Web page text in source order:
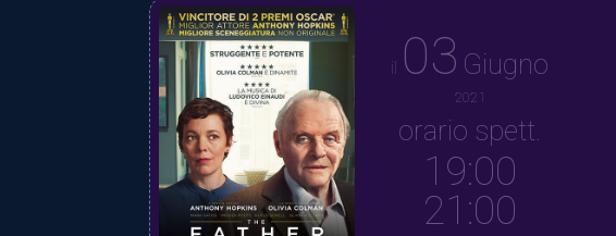
il 03 Giugno
2021
orario spett.
19:00
21:00